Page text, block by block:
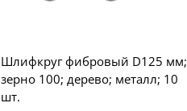
Шлифкруг фибровый D125 мм;
зерно 100; дерево; металл; 10
шт.